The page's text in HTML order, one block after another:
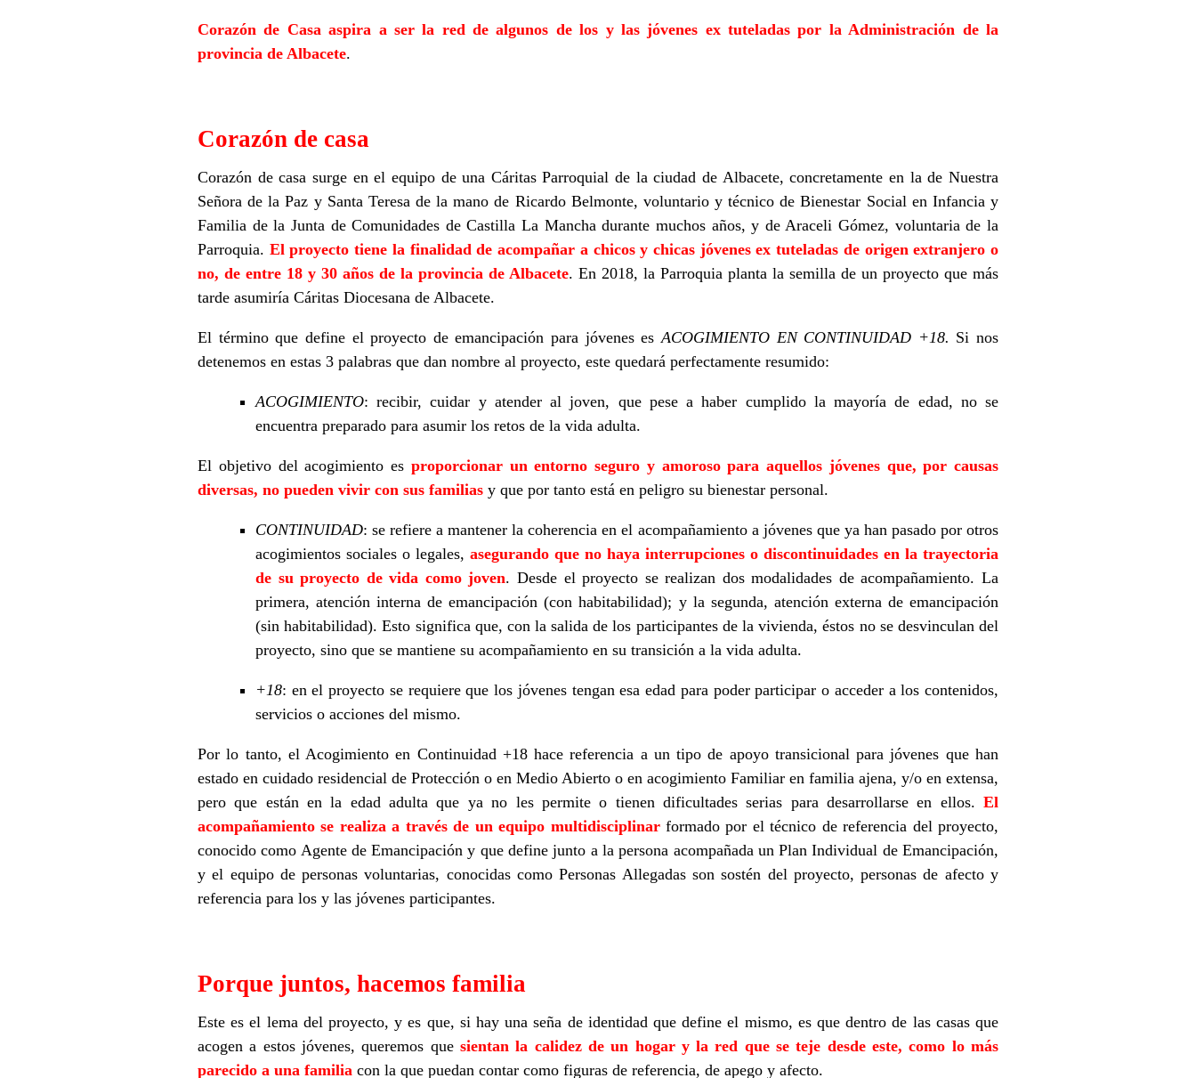
Corazón de Casa aspira a ser la red de algunos de los y las jóvenes ex tuteladas por la Administración de la
provincia de Albacete.
Corazón de casa
Corazón de casa surge en el equipo de una Cáritas Parroquial de la ciudad de Albacete, concretamente en la de Nuestra
Señora de la Paz y Santa Teresa de la mano de Ricardo Belmonte, voluntario y técnico de Bienestar Social en Infancia y
Familia de la Junta de Comunidades de Castilla La Mancha durante muchos años, y de Araceli Gómez, voluntaria de la
Parroquia. El proyecto tiene la finalidad de acompañar a chicos y chicas jóvenes ex tuteladas de origen extranjero o
no, de entre 18 y 30 años de la provincia de Albacete. En 2018, la Parroquia planta la semilla de un proyecto que más
tarde asumiría Cáritas Diocesana de Albacete.
El término que define el proyecto de emancipación para jóvenes es ACOGIMIENTO EN CONTINUIDAD +18. Si nos
detenemos en estas 3 palabras que dan nombre al proyecto, este quedará perfectamente resumido:
ACOGIMIENTO: recibir, cuidar y atender al joven, que pese a haber cumplido la mayoría de edad, no se
encuentra preparado para asumir los retos de la vida adulta.
El objetivo del acogimiento es proporcionar un entorno seguro y amoroso para aquellos jóvenes que, por causas
diversas, no pueden vivir con sus familias y que por tanto está en peligro su bienestar personal.
CONTINUIDAD: se refiere a mantener la coherencia en el acompañamiento a jóvenes que ya han pasado por otros
acogimientos sociales o legales, asegurando que no haya interrupciones o discontinuidades en la trayectoria
de su proyecto de vida como joven. Desde el proyecto se realizan dos modalidades de acompañamiento. La
primera, atención interna de emancipación (con habitabilidad); y la segunda, atención externa de emancipación
(sin habitabilidad). Esto significa que, con la salida de los participantes de la vivienda, éstos no se desvinculan del
proyecto, sino que se mantiene su acompañamiento en su transición a la vida adulta.
+18: en el proyecto se requiere que los jóvenes tengan esa edad para poder participar o acceder a los contenidos,
servicios o acciones del mismo.
Por lo tanto, el Acogimiento en Continuidad +18 hace referencia a un tipo de apoyo transicional para jóvenes que han
estado en cuidado residencial de Protección o en Medio Abierto o en acogimiento Familiar en familia ajena, y/o en extensa,
pero que están en la edad adulta que ya no les permite o tienen dificultades serias para desarrollarse en ellos. El
acompañamiento se realiza a través de un equipo multidisciplinarformado por el técnico de referencia del proyecto,
conocido como Agente de Emancipación y que define junto a la persona acompañada un Plan Individual de Emancipación,
y el equipo de personas voluntarias, conocidas como Personas Allegadas son sostén del proyecto, personas de afecto y
referencia para los y las jóvenes participantes.
Porque juntos, hacemos familia
Este es el lema del proyecto, y es que, si hay una seña de identidad que define el mismo, es que dentro de las casas que
acogen a estos jóvenes, queremos que sientan la calidez de un hogar y la red que se teje desde este, como lo más
parecido a una familia con la que puedan contar como figuras de referencia, de apego y afecto.